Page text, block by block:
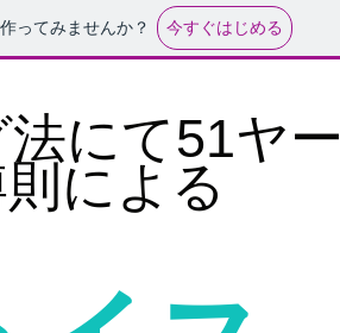
ってみませんか？ 今すぐはじめる
にて51ヤー
による